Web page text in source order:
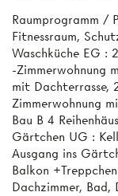
Raumprogramm /
Fitnessraum,
Waschküche EG :
-Zimmerwohnung
mit Dachterrasse,
Zimmerwohnung
Bau B 4
Gärtchen UG :
Ausgang ins
Balkon
Dachzimmer, Bad,